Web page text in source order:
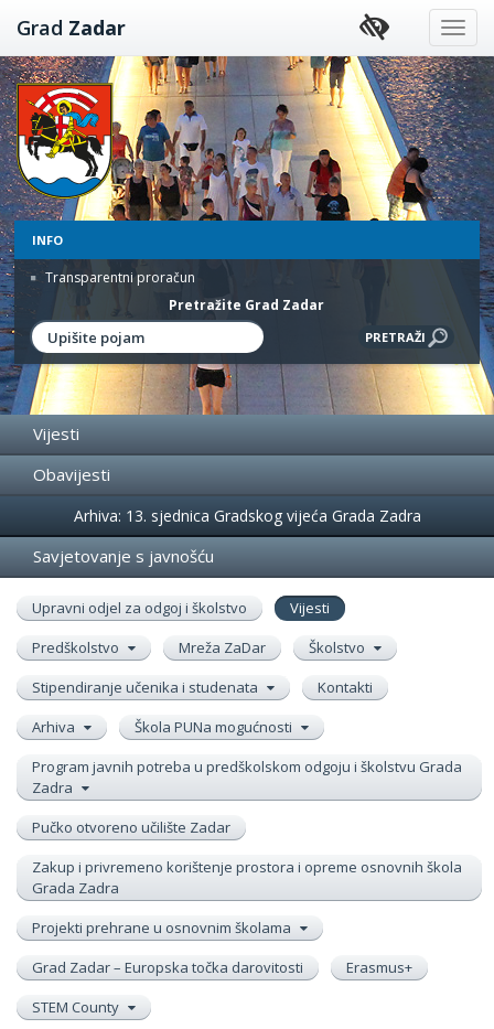
Preskoči
na
sadržaj
Grad Zadar
INFO
Transparentni proračun
Pretražite Grad Zadar
Vijesti
Obavijesti
Događanja
Arhiva: 13. sjednica Gradskog vijeća Grada Zadra
Savjetovanje s javnošću
Upravni odjel za odgoj i školstvo
Vijesti
Predškolstvo
Mreža ZaDar
Školstvo
Stipendiranje učenika i studenata
Kontakti
Arhiva
Škola PUNa mogućnosti
Program javnih potreba u predškolskom odgoju i školstvu Grada
Zadra
Pučko otvoreno učilište Zadar
Zakup i privremeno korištenje prostora i opreme osnovnih škola
Grada Zadra
Projekti prehrane u osnovnim školama
Grad Zadar – Europska točka darovitosti
Erasmus+
STEM County